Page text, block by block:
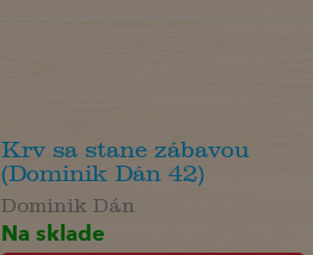
Krv sa stane zábavou
(Dominik Dán 42)
Dominik Dán
Na sklade